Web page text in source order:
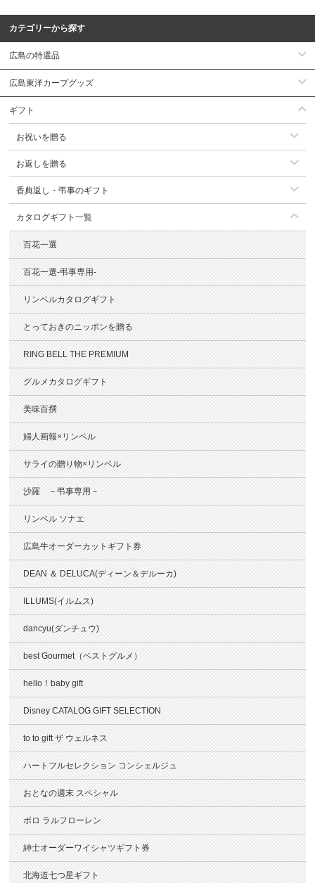
カテゴリーから探す
広島の特選品
広島東洋カープグッズ
ギフト
お祝いを贈る
お返しを贈る
香典返し・弔事のギフト
カタログギフト一覧
百花一選
百花一選-弔事専用-
リンベルカタログギフト
とっておきのニッポンを贈る
RING BELL THE PREMIUM
グルメカタログギフト
美味百撰
婦人画報×リンベル
サライの贈り物×リンベル
沙羅 －弔事専用－
リンベル ソナエ
広島牛オーダーカットギフト券
DEAN ＆ DELUCA(ディーン＆デルーカ)
ILLUMS(イルムス)
dancyu(ダンチュウ)
best Gourmet（ベストグルメ）
hello！baby gift
Disney CATALOG GIFT SELECTION
to to gift ザ ウェルネス
ハートフルセレクション コンシェルジュ
おとなの週末 スペシャル
ポロ ラルフローレン
紳士オーダーワイシャツギフト券
北海道七つ星ギフト